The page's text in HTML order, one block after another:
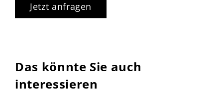
Jetzt anfragen
Das könnte Sie auch
interessieren